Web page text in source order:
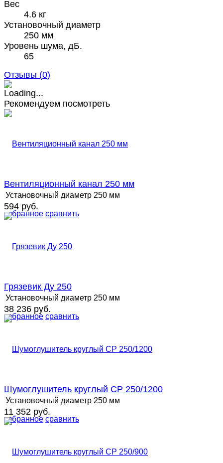
Вес
4.6 кг
Установочный диаметр
250 мм
Уровень шума, дБ.
65
Отзывы (0)
Рекомендуем посмотреть
избранное сравнить
Вентиляционный канал 250 мм
Установочный диаметр 250 мм
594 руб.
избранное сравнить
Грязевик Ду 250
Установочный диаметр 250 мм
38 236 руб.
избранное сравнить
Шумоглушитель круглый СР 250/1200
Установочный диаметр 250 мм
11 352 руб.